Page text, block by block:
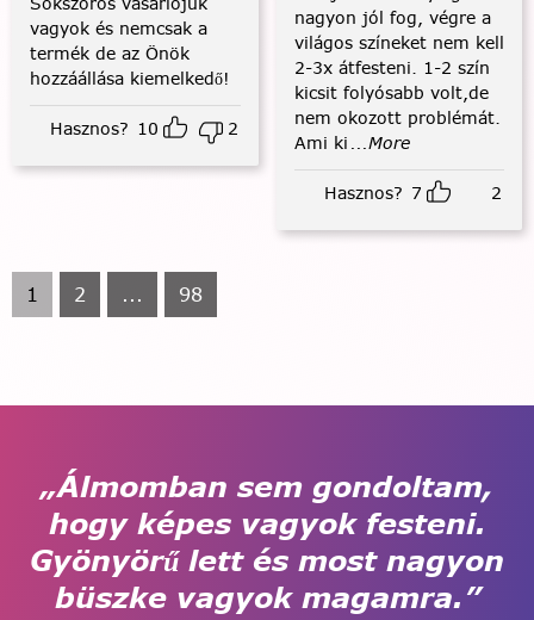
vagyok és nemcsak a
termék de az Önök
hozzáállása kiemelkedő!
Hasznos? 10 2
nagyon jól fog, végre a
világos színeket nem kell
2-3x átfesteni. 1-2 szín
kicsit folyósabb volt,de
nem okozott problémát.
Ami ki ...More
Hasznos? 7 2
1 2 ... 98
„Álmomban sem gondoltam,
hogy képes vagyok festeni.
Gyönyörű lett és most nagyon
büszke vagyok magamra.”